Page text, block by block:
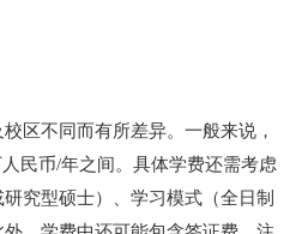
区不同而有所差异。一般来说，
民币/年之间。具体学费还需考虑
究型硕士）、学习模式（全日制